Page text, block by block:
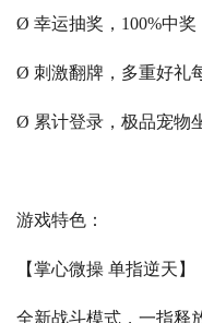
Ø 幸运抽奖，100%中奖
Ø 刺激翻牌，多重好礼
Ø 累计登录，极品宠物
游戏特色：
【掌心微操 单指逆天】
全新战斗模式，一指释